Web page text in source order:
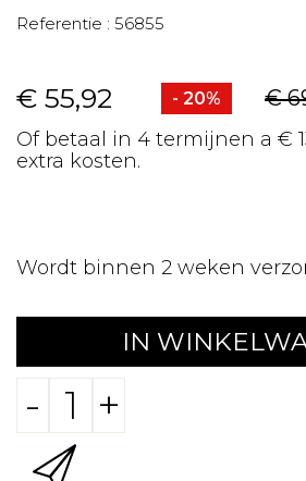
Referentie : 56855
€ 55,92 - 20% €
Of betaal in 4 termijnen a €
extra kosten.
Wordt binnen 2 weken
IN
- +